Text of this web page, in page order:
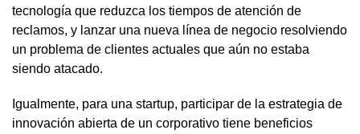
tecnología que reduzca los tiempos de atención de
reclamos, y lanzar una nueva línea de negocio resolviendo
un problema de clientes actuales que aún no estaba
siendo atacado.
Igualmente, para una startup, participar de la estrategia de
innovación abierta de un corporativo tiene beneficios